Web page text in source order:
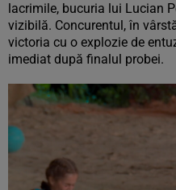
lacrimile, bucuria lui Lucian
vizibilă. Concurentul, în
victoria cu o explozie de
imediat după finalul probei.